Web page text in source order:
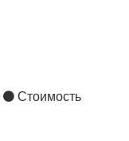
Стоимость